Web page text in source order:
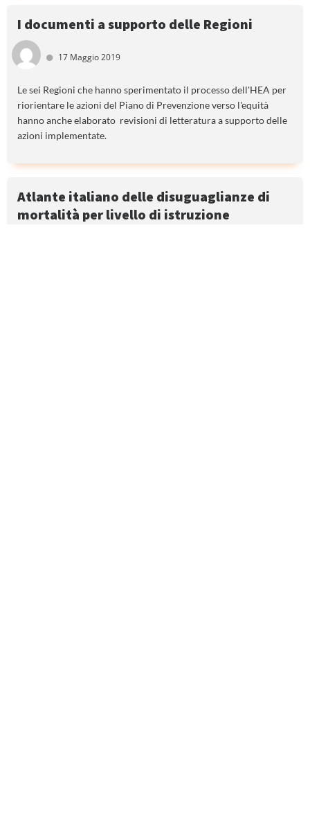
I documenti a supporto delle Regioni
17 Maggio 2019
Le sei Regioni che hanno sperimentato il processo dell'HEA per
riorientare le azioni del Piano di Prevenzione verso l'equità
hanno anche elaborato revisioni di letteratura a supporto delle
azioni implementate.
Atlante italiano delle disuguaglianze di
mortalità per livello di istruzione